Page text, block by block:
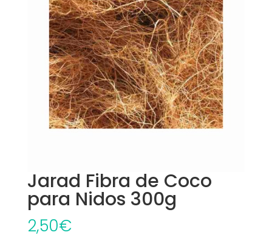
Jarad Fibra de Coco
para Nidos 300g
2,50€